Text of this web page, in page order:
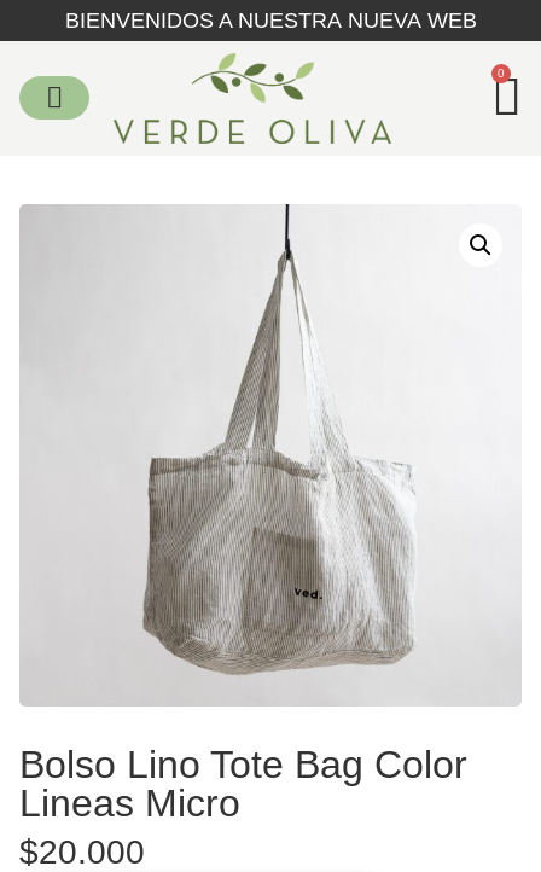
BIENVENIDOS A NUESTRA NUEVA WEB
0
Bolso Lino Tote Bag Color
Lineas Micro
$20.000